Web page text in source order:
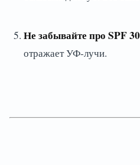
Не забывайте про SPF
отражает УФ-лучи.